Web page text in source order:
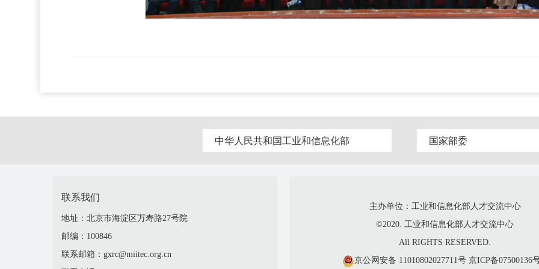
中华人民共和国工业和信息化部 国家部委
联系我们
地址：北京市海淀区万寿路27号院
邮编：100846
联系邮箱：gxrc@miitec.org.cn
主办单位：工业和信息化部人才交流中心
©2020. 工业和信息化部人才交流中心
All RIGHTS RESERVED.
京公网安备 11010802027711号 京ICP备07500136